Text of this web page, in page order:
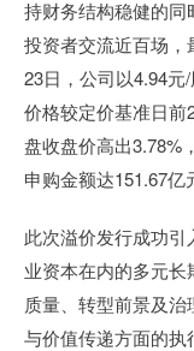
持财务结构稳健的
投资者交流近百场，
23日，公司以4.94
价格较定价基准日前
盘收盘价高出3.78%
申购金额达151.67亿
此次溢价发行成功
业资本在内的多元
质量、转型前景及
与价值传递方面的执